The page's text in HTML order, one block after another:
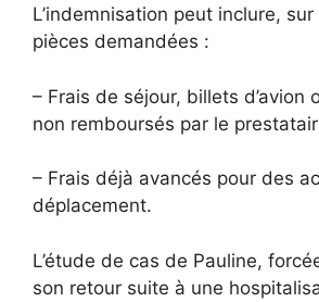
L’indemnisation peut inclure,
pièces demandées :
– Frais de séjour, billets d’avion
non remboursés par le
– Frais déjà avancés pour des
déplacement.
L’étude de cas de Pauline,
son retour suite à une